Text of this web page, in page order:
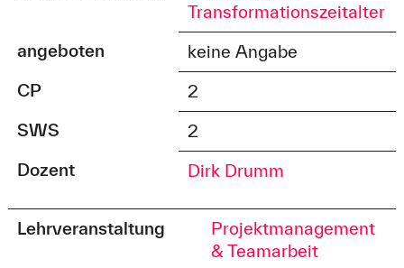
Transformationszeitalter
angeboten
keine Angabe
CP
2
SWS
2
Dozent
Dirk Drumm
Lehrveranstaltung
Projektmanagement
& Teamarbeit